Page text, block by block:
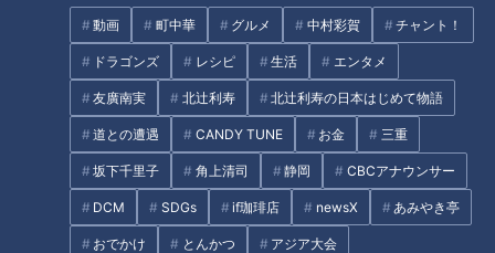
動画 町中華 グルメ 中村彩賀 チャント！
ドラゴンズ レシピ 生活 エンタメ
友廣南実 北辻利寿 北辻利寿の日本はじめて物語
道との遭遇 CANDY TUNE お金 三重
坂下千里子 角上清司 静岡 CBCアナウンサー
DCM SDGs if珈琲店 newsX あみやき亭
おでかけ とんかつ アジア大会
なったマイナンバーカード
中村彩賀の10000歩お宝さがし
｜IGアリーナ周辺でお宝スポッ
ト探し！【チャント！特集】
タグ
チャント！ 松本道弥